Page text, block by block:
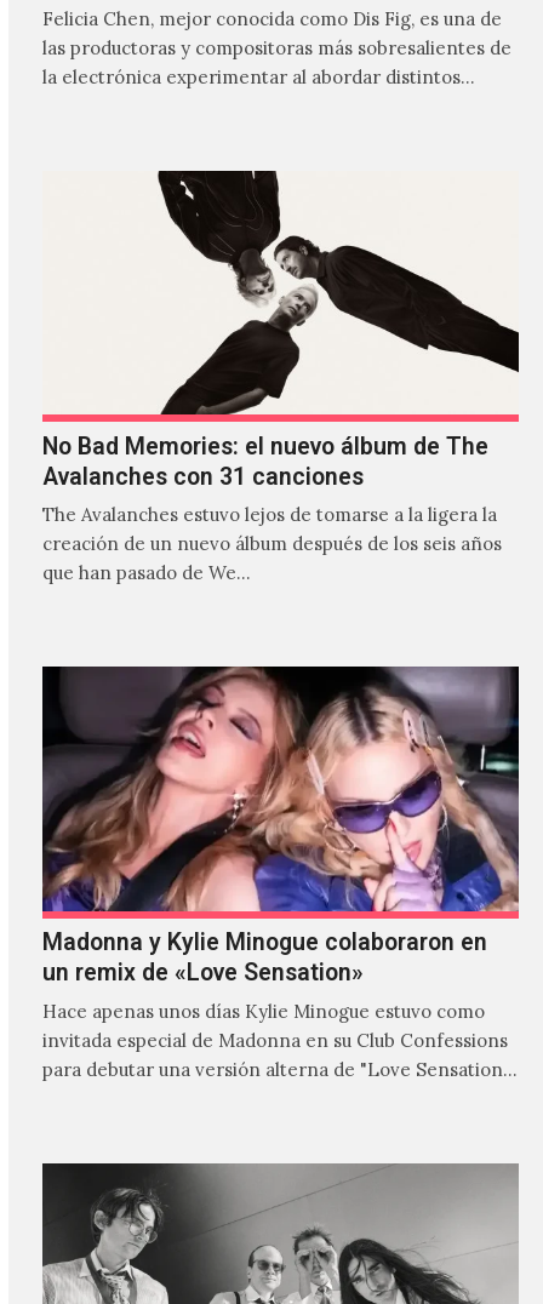
Felicia Chen, mejor conocida como Dis Fig, es una de
las productoras y compositoras más sobresalientes de
la electrónica experimentar al abordar distintos
No Bad Memories: el nuevo álbum de The
Avalanches con 31 canciones
The Avalanches estuvo lejos de tomarse a la ligera la
creación de un nuevo álbum después de los seis años
que han pasado de We…
Madonna y Kylie Minogue colaboraron en
un remix de «Love Sensation»
Hace apenas unos días Kylie Minogue estuvo como
invitada especial de Madonna en su Club Confessions
para debutar una versión alterna de "Love Sensation",